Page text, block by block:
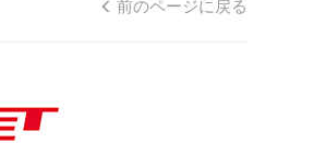
前のページに戻る